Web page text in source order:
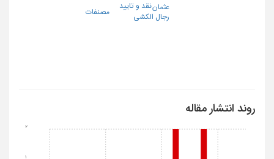
نقد و تایید
رجال الکشی
عثمان
مصنفات
روند انتشار مقاله
1
2